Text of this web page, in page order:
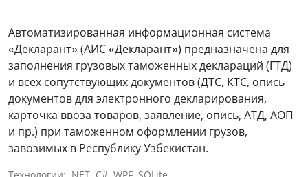
Автоматизированная информационная система
«Декларант» (АИС «Декларант») предназначена для
заполнения грузовых таможенных деклараций (ГТД)
и всех сопутствующих документов (ДТС, КТС, опись
документов для электронного декларирования,
карточка ввоза товаров, заявление, опись, АТД, АОП
и пр.) при таможенном оформлении грузов,
завозимых в Республику Узбекистан.